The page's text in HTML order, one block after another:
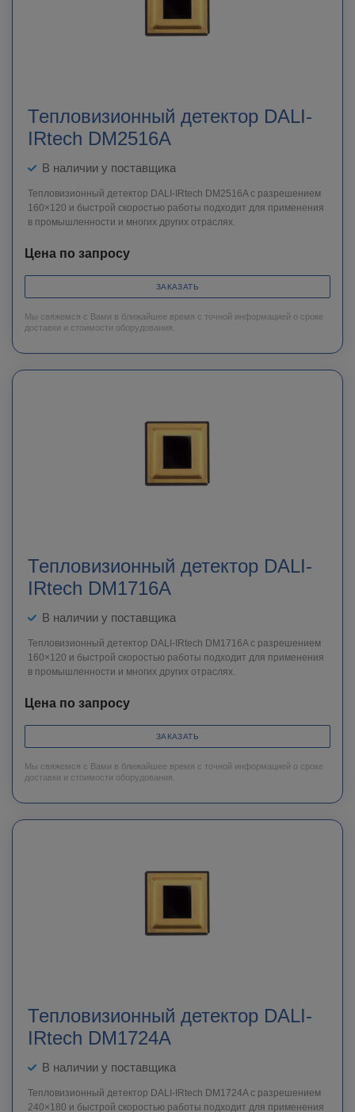
Тепловизионный детектор DALI-
IRtech DM2516A
В наличии у поставщика
Тепловизионный детектор DALI-IRtech DM2516A c разрешением
160×120 и быстрой скоростью работы подходит для применения
в промышленности и многих других отраслях.
Цена по запросу
ЗАКАЗАТЬ
Мы свяжемся с Вами в ближайшее время с точной информацией о сроке
доставки и стоимости оборудования.
Тепловизионный детектор DALI-
IRtech DM1716A
В наличии у поставщика
Тепловизионный детектор DALI-IRtech DM1716A c разрешением
160×120 и быстрой скоростью работы подходит для применения
в промышленности и многих других отраслях.
Цена по запросу
ЗАКАЗАТЬ
Мы свяжемся с Вами в ближайшее время с точной информацией о сроке
доставки и стоимости оборудования.
Тепловизионный детектор DALI-
IRtech DM1724A
В наличии у поставщика
Тепловизионный детектор DALI-IRtech DM1724A c разрешением
240×180 и быстрой скоростью работы подходит для применения